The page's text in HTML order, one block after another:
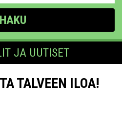
HAKU
JA UUTISET
TALVEEN ILOA!